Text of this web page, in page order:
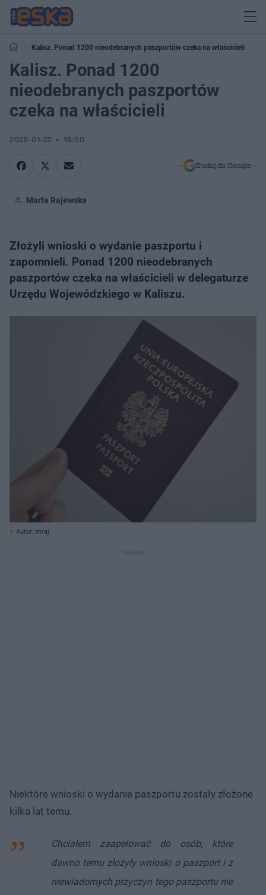
Kalisz. Ponad 1200 nieodebranych paszportów czeka na właścicieli
Kalisz. Ponad 1200
nieodebranych paszportów
czeka na właścicieli
2025-01-22 15:00
Dodaj do Google
Marta Rajewska
Złożyli wnioski o wydanie paszportu i
zapomnieli. Ponad 1200 nieodebranych
paszportów czeka na właścicieli w delegaturze
Urzędu Wojewódzkiego w Kaliszu.
Autor: mraj
Niektóre wnioski o wydanie paszportu zostały złożone
kilka lat temu.
Chciałem zaapelować do osób, które
dawno temu złożyły wnioski o paszport i z
niewiadomych przyczyn tego paszportu nie